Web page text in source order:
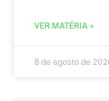
VER MATÉRIA »
8 de agosto de